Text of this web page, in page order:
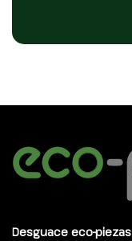
Desguace eco-piezas